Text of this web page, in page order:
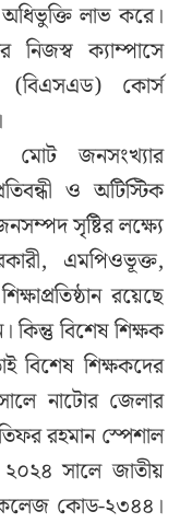
লাভ করে।
নিজস্ব ক্যাম্পাসে
কোর্স
মোট জনসংখ্যার
ও অটিস্টিক
সৃষ্টির লক্ষ্যে
এমপিওভূক্ত,
রয়েছে
বিশেষ শিক্ষক
বিশেষ শিক্ষকদের
নাটোর জেলার
রহমান স্পেশাল
২০২৪ সালে জাতীয়
কলেজ কোড-২৩৪৪।